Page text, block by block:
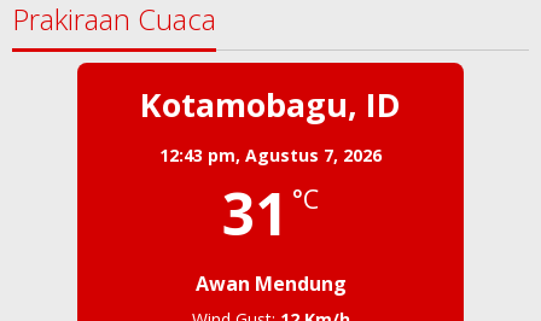
Prakiraan Cuaca
Kotamobagu, ID
12:43 pm, Agustus 7, 2026
31 °C
Awan Mendung